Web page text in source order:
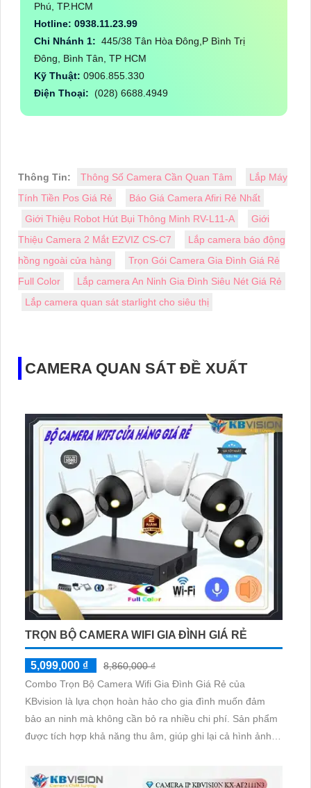
Phú, TP.HCM
Hotline: 0938.11.23.99
Chi Nhánh 1: 445/38 Tân Hòa Đông,P Bình Trị
Đông, Bình Tân, TP HCM
Kỹ Thuật: 0906.855.330
Điện Thoại: (028) 6688.4949
Thông Tin: Thông Số Camera Cần Quan Tâm
Lắp Máy
Tính Tiền Pos Giá Rẻ
Báo Giá Camera Afiri Rẻ Nhất
Giới Thiệu Robot Hút Bụi Thông Minh RV-L11-A
Giới
Thiệu Camera 2 Mắt EZVIZ CS-C7
Lắp camera báo động
hồng ngoài cửa hàng
Trọn Gói Camera Gia Đình Giá Rẻ
Full Color
Lắp camera An Ninh Gia Đình Siêu Nét Giá Rẻ
Lắp camera quan sát starlight cho siêu thị
CAMERA QUAN SÁT ĐỀ XUẤT
TRỌN BỘ CAMERA WIFI GIA ĐÌNH GIÁ RẺ
5,099,000 ₫
8,860,000 ₫
Combo Trọn Bộ Camera Wifi Gia Đình Giá Rẻ của
KBvision là lựa chọn hoàn hảo cho gia đình muốn đảm
bảo an ninh mà không cần bỏ ra nhiều chi phí. Sản phẩm
được tích hợp khả năng thu âm, giúp ghi lại cả hình ảnh